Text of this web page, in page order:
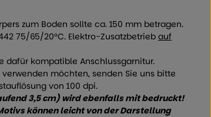
zum Boden sollte ca. 150 mm betragen.
75/65/20°C. Elektro-Zusatzbetriebauf
dafür kompatible Anschlussgarnitur.
möchten, senden Sie uns bitte
von 100 dpi.
3,5 cm) wird ebenfalls mit bedruckt!
können leicht von der Darstellung